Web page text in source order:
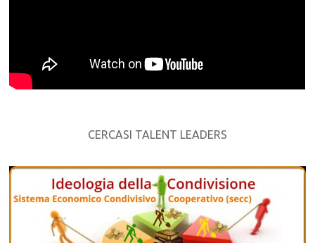
CERCASI TALENT LEADERS